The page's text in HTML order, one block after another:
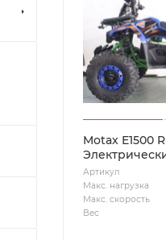
Motax E1500 R
Артикул
Макс. нагрузка
Макс. скорость
Вес